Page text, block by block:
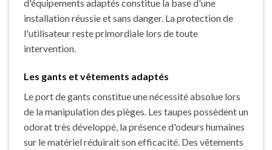
d'équipements adaptés constitue la base d'une
installation réussie et sans danger. La protection de
l'utilisateur reste primordiale lors de toute
intervention.
Les gants et vêtements adaptés
Le port de gants constitue une nécessité absolue lors
de la manipulation des pièges. Les taupes possèdent un
odorat très développé, la présence d'odeurs humaines
sur le matériel réduirait son efficacité. Des vêtements